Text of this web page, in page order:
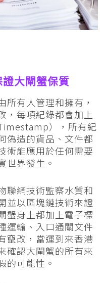
大閘蟹保質
所有人管理和擁有，
，每項紀錄都會加上
），所有紀
偽造的貨品、文件都
術能應用於任何需要
世界發生。
聯網技術監察水質和
並以區塊鏈技術來證
蟹身上都加上電子標
運輸、入口通關文件
竄改，當運到來香港
確認大閘蟹的所有來
的可能性。